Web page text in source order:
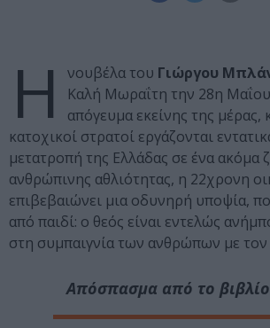
Η νουβέλα του Γιώργου
Καλή Μωραΐτη την 28η
απόγευμα εκείνης της μέρας,
κατοχικοί στρατοί εργάζονται
μετατροπή της Ελλάδας σε ένα ακόμα
ανθρώπινης αθλιότητας, η 22χρονη
επιβεβαιώνει μια οδυνηρή υποψία,
από παιδί: ο θεός είναι εντελώς
στη συμπαιγνία των ανθρώπων με τον
Απόσπασμα από το βιβλίο